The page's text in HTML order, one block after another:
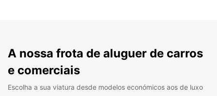
A nossa frota de aluguer de carros
e comerciais
Escolha a sua viatura desde modelos económicos aos de luxo